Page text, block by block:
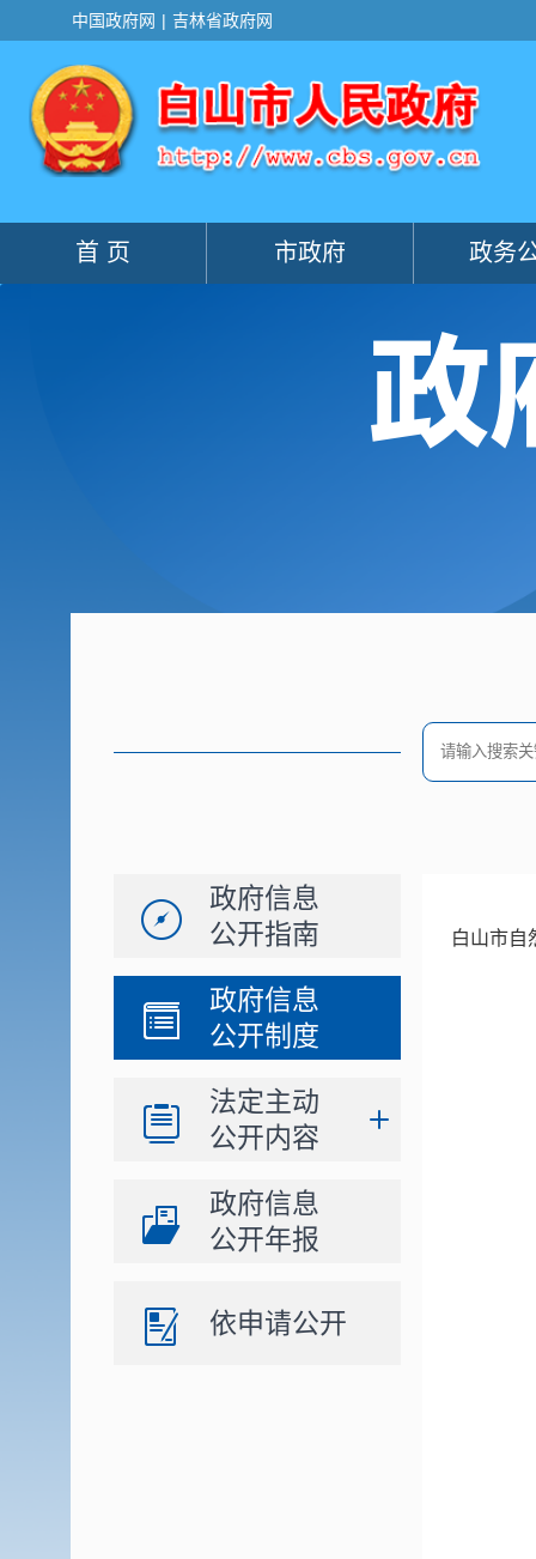
政府信息
公开指南
政府信息
公开制度
法定主动
公开内容
政府信息
公开年报
依申请公开
白山市自